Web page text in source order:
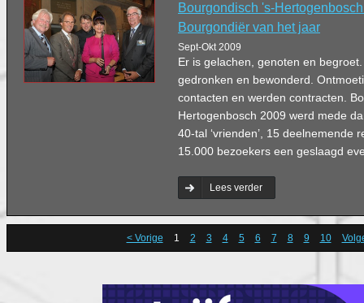
Bourgondisch 's-
Bourgondiër van het jaar
Sept-Okt 2009
Er is gelachen, genoten en
gedronken en bewonderd.
contacten en werden contracten.
Hertogenbosch 2009 werd mede
40-tal ‘vrienden’, 15 deelnemende
15.000 bezoekers een geslaagd
Lees verder
< Vorige 1 2 3 4 5 6 7 8 9 10